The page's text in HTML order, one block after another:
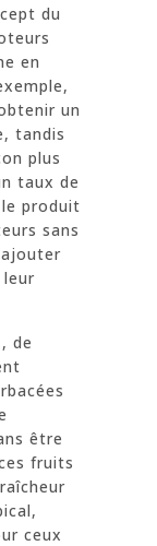
du
en
un
tandis
plus
taux de
produit
sans
ajouter
, de
être
fruits
ceux